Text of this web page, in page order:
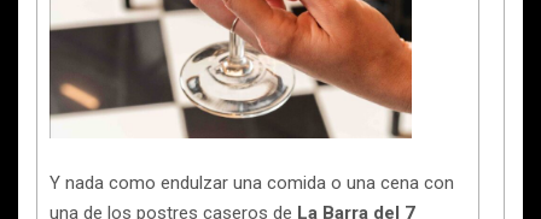
Y nada como endulzar una comida o una cena con
una de los postres caseros de La Barra del 7